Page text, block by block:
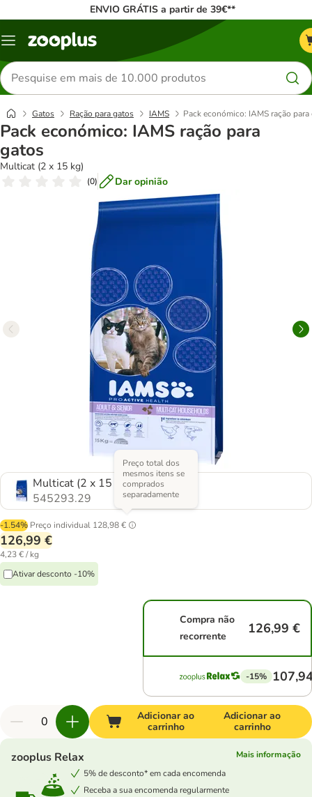
ENVIO GRÁTIS a partir de 39€**
Menu
Pesquisar
produtos
Gatos Ração para gatos IAMS Pack económico: IAMS ração para
Pack económico: IAMS ração para
gatos
Multicat (2 x 15 kg)
(0) Dar opinião
Multicat (2 x 15 kg)
545293.29
-1.54% Preço individual 128,98 €
Preço total dos
mesmos itens se
comprados
separadamente
126,99 €
4,23 € / kg
Ativar desconto -10%
Compra não
recorrente
126,99 €
-15%
Adicionar ao
carrinho
Adicionar ao
carrinho
zooplus Relax
Mais informação
5% de desconto* em cada encomenda
Receba a sua encomenda regularmente